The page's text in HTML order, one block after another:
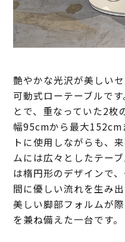
艶やかな光沢が美しい
可動式ローテーブルで
とで、重なっていた2枚
幅95cmから最大152cm
トに使用しながらも、
ムには広々としたテー
は楕円形のデザインで
間に優しい流れを生み
美しい脚部フォルムが
を兼ね備えた一台です。